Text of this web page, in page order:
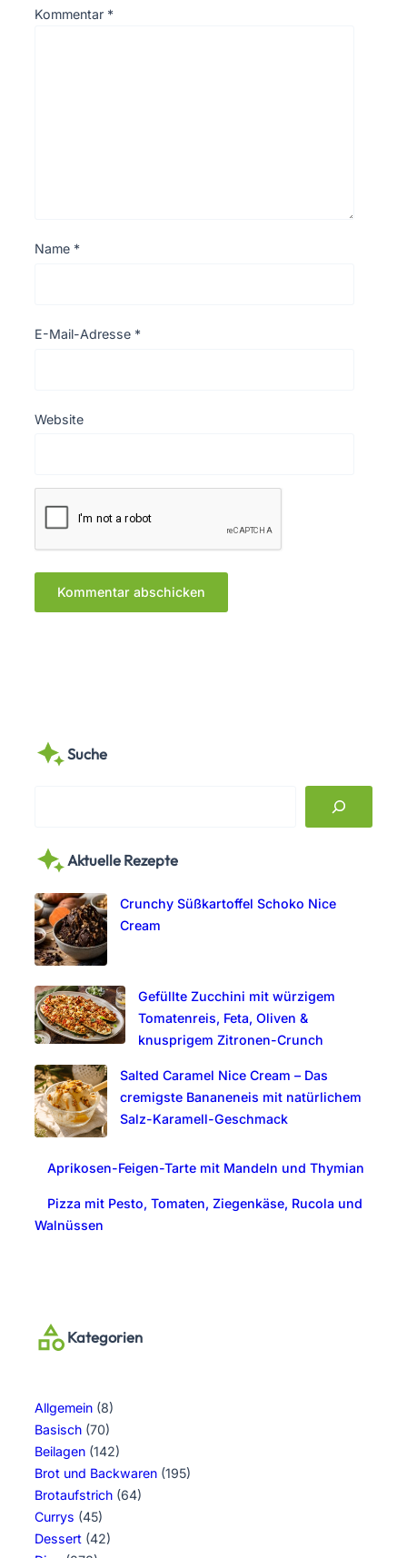
Kommentar *
Name *
E-Mail-Adresse *
Website
Suche
r
h
Aktuelle Rezepte
Crunchy Süßkartoffel Schoko Nice
Cream
Gefüllte Zucchini mit würzigem
Tomatenreis, Feta, Oliven &
knusprigem Zitronen-Crunch
Salted Caramel Nice Cream – Das
cremigste Bananeneis mit natürlichem
Salz-Karamell-Geschmack
Aprikosen-Feigen-Tarte mit Mandeln und Thymian
Pizza mit Pesto, Tomaten, Ziegenkäse, Rucola und
Walnüssen
Kategorien
Allgemein (8)
Basisch (70)
Beilagen (142)
Brot und Backwaren (195)
Brotaufstrich (64)
Currys (45)
Dessert (42)